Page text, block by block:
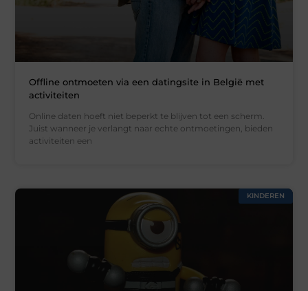
Offline ontmoeten via een datingsite in België met
activiteiten
Online daten hoeft niet beperkt te blijven tot een scherm.
Juist wanneer je verlangt naar echte ontmoetingen, bieden
activiteiten een
KINDEREN